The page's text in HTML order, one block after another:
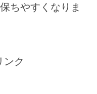
ちやすくなりま
ンク